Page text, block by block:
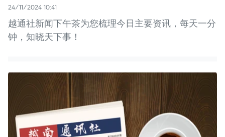
24/11/2024 10:41
越通社新闻下午茶为您梳理今日主要资讯，每天一分
钟，知晓天下事！